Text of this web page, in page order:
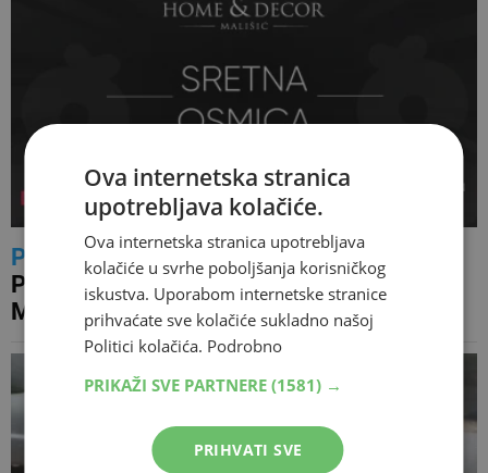
PROMODAN ODLIČNIH AKCIJSKIH
POPUSTA – Sretna Osmica u trgovinama
Mališić Home&amp;Decor
Ova internetska stranica
upotrebljava kolačiće.
Ova internetska stranica upotrebljava
kolačiće u svrhe poboljšanja korisničkog
iskustva. Uporabom internetske stranice
prihvaćate sve kolačiće sukladno našoj
Politici kolačića. Podrobno
PRIKAŽI SVE PARTNERE (1581) →
PRIHVATI SVE